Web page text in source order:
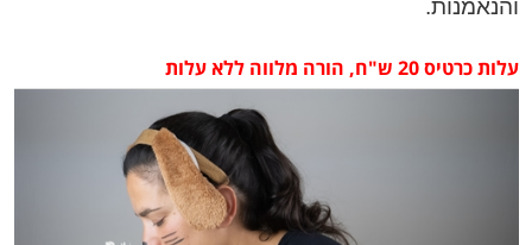
והנאמנות.
עלות כרטיס 20 ש"ח, הורה מלווה ללא עלות